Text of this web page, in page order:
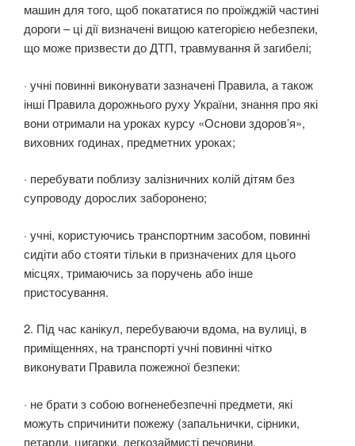
машин для того, щоб покататися по проїжджій частині
дороги – ці дії визначені вищою категорією небезпеки,
що може призвести до ДТП, травмування й загибелі;
· учні повинні виконувати зазначені Правила, а також
інші Правила дорожнього руху України, знання про які
вони отримали на уроках курсу «Основи здоров’я»,
виховних годинах, предметних уроках;
· перебувати поблизу залізничних колій дітям без
супроводу дорослих заборонено;
· учні, користуючись транспортним засобом, повинні
сидіти або стояти тільки в призначених для цього
місцях, тримаючись за поручень або інше
пристосування.
2. Під час канікул, перебуваючи вдома, на вулиці, в
приміщеннях, на транспорті учні повинні чітко
виконувати Правила пожежної безпеки:
· не брати з собою вогненебезпечні предмети, які
можуть спричинити пожежу (запальнички, сірники,
петарди, цигарки, легкозаймисті речовини,